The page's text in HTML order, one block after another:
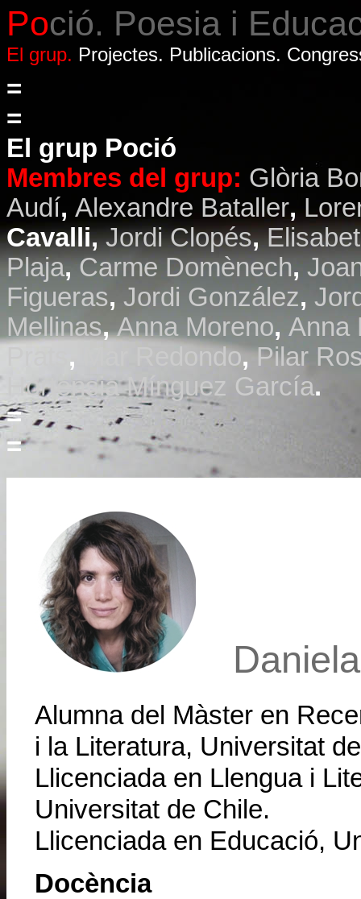
Poció. Poesia i
El grup. Projectes. Publicacions.
=
=
El grup Poció
Membres del grup: Glòria
Audí, Alexandre Bataller,
Cavalli,Jordi Clopés,
Plaja,Carme Domènech,
Figueras, Jordi González,
Mellinas,Anna Moreno, Anna
, Mar Redondo,Pilar
Hortensia Mínguez García.
=
=
Alumna del Màster en
i la Literatura, Universitat
Llicenciada en Llengua i
Universitat de Chile.
Llicenciada en Educació,
Docència